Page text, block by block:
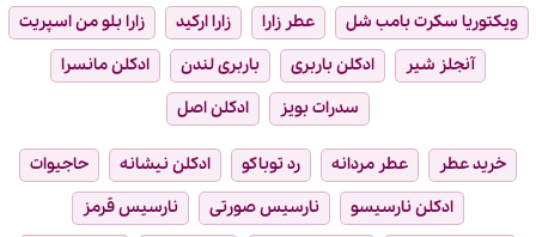
ویکتوریا سکرت بامب شل
عطر زارا زارا ارکید
زارا بلو من اسپریت
آنجلز شیر
ادکلن باربری باربری لندن
ادکلن مانسرا
سدرات بویز
ادکلن اصل
خرید عطر عطر مردانه رد توباکو ادکلن نیشانه
حاجیوات
ادکلن نارسیسو
نارسیس صورتی
نارسیس قرمز